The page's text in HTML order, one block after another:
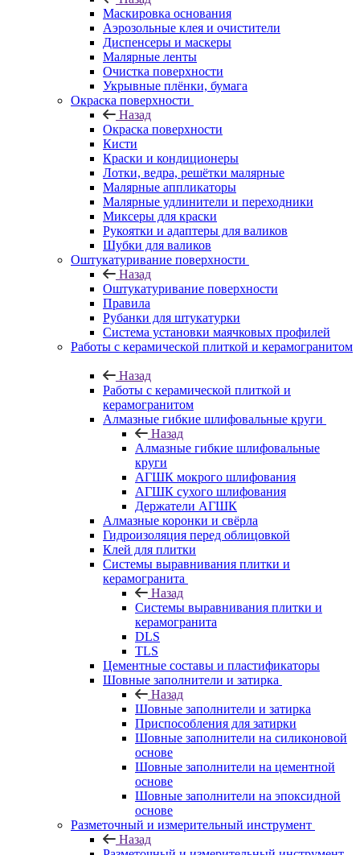
Маскировка основания
Аэрозольные клея и очистители
Диспенсеры и маскеры
Малярные ленты
Очистка поверхности
Укрывные плёнки, бумага
Окраска поверхности
Назад
Окраска поверхности
Кисти
Краски и кондиционеры
Лотки, ведра, решётки малярные
Малярные аппликаторы
Малярные удлинители и переходники
Миксеры для краски
Рукоятки и адаптеры для валиков
Шубки для валиков
Оштукатуривание поверхности
Назад
Оштукатуривание поверхности
Правила
Рубанки для штукатурки
Система установки маячковых профилей
Работы с керамической плиткой и керамогранитом
Назад
Работы с керамической плиткой и
керамогранитом
Алмазные гибкие шлифовальные круги
Назад
Алмазные гибкие шлифовальные
круги
АГШК мокрого шлифования
АГШК сухого шлифования
Держатели АГШК
Алмазные коронки и свёрла
Гидроизоляция перед облицовкой
Клей для плитки
Системы выравнивания плитки и
керамогранита
Назад
Системы выравнивания плитки и
керамогранита
DLS
TLS
Цементные составы и пластификаторы
Шовные заполнители и затирка
Назад
Шовные заполнители и затирка
Приспособления для затирки
Шовные заполнители на силиконовой
основе
Шовные заполнители на цементной
основе
Шовные заполнители на эпоксидной
основе
Разметочный и измерительный инструмент
Назад